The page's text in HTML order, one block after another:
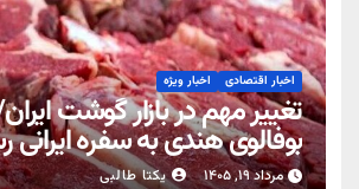
اخبار اقتصادی اخبار ویژه
تغییر مهم در بازار گوشت
بوفالوی هندی به سفره ایرانی
مرداد ۱۹, ۱۴۰۵ یکتا طالبی